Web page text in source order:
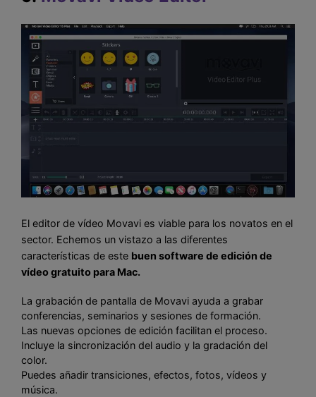
El editor de vídeo Movavi es viable para los novatos en el
sector. Echemos un vistazo a las diferentes
características de este buen software de edición de
vídeo gratuito para Mac.
La grabación de pantalla de Movavi ayuda a grabar
conferencias, seminarios y sesiones de formación.
Las nuevas opciones de edición facilitan el proceso.
Incluye la sincronización del audio y la gradación del
color.
Puedes añadir transiciones, efectos, fotos, vídeos y
música.